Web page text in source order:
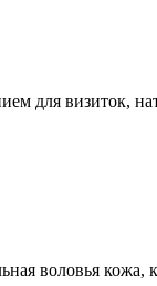
для визиток,
воловья